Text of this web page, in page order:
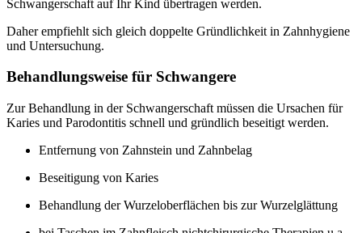
Schwangerschaft auf Ihr Kind übertragen werden.
Daher empfiehlt sich gleich doppelte Gründlichkeit in Zahnhygiene
und Untersuchung.
Behandlungsweise für Schwangere
Zur Behandlung in der Schwangerschaft müssen die Ursachen für
Karies und Parodontitis schnell und gründlich beseitigt werden.
Entfernung von Zahnstein und Zahnbelag
Beseitigung von Karies
Behandlung der Wurzeloberflächen bis zur Wurzelglättung